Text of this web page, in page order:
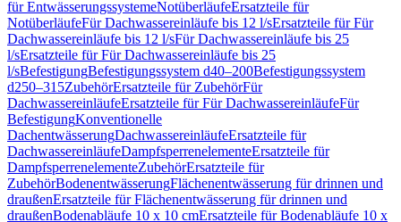
für EntwässerungssystemeNotüberläufeErsatzteile für
NotüberläufeFür Dachwassereinläufe bis 12 l/sErsatzteile für Für
Dachwassereinläufe bis 12 l/sFür Dachwassereinläufe bis 25
l/sErsatzteile für Für Dachwassereinläufe bis 25
l/sBefestigungBefestigungssystem d40–200Befestigungssystem
d250–315ZubehörErsatzteile für ZubehörFür
DachwassereinläufeErsatzteile für Für DachwassereinläufeFür
BefestigungKonventionelle
DachentwässerungDachwassereinläufeErsatzteile für
DachwassereinläufeDampfsperrenelementeErsatzteile für
DampfsperrenelementeZubehörErsatzteile für
ZubehörBodenentwässerungFlächenentwässerung für drinnen und
draußenErsatzteile für Flächenentwässerung für drinnen und
draußenBodenabläufe 10 x 10 cmErsatzteile für Bodenabläufe 10 x